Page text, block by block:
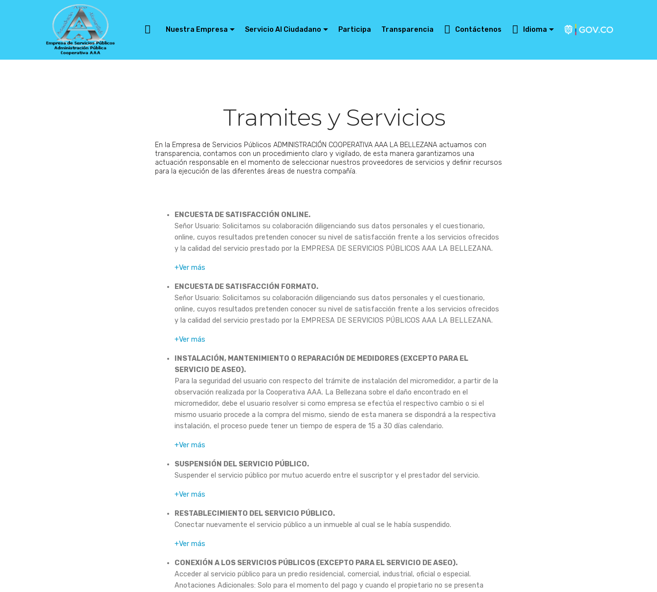
Nuestra Empresa Servicio Al Ciudadano Participa Transparencia Contáctenos Idioma
Tramites y Servicios
En la Empresa de Servicios Públicos ADMINISTRACIÓN COOPERATIVA AAA LA BELLEZANA actuamos con
transparencia, contamos con un procedimiento claro y vigilado, de esta manera garantizamos una
actuación responsable en el momento de seleccionar nuestros proveedores de servicios y definir recursos
para la ejecución de las diferentes áreas de nuestra compañía.
ENCUESTA DE SATISFACCIÓN ONLINE.
Señor Usuario: Solicitamos su colaboración diligenciando sus datos personales y el cuestionario,
online, cuyos resultados pretenden conocer su nivel de satisfacción frente a los servicios ofrecidos
y la calidad del servicio prestado por la EMPRESA DE SERVICIOS PÚBLICOS AAA LA BELLEZANA.
+Ver más
ENCUESTA DE SATISFACCIÓN FORMATO.
Señor Usuario: Solicitamos su colaboración diligenciando sus datos personales y el cuestionario,
online, cuyos resultados pretenden conocer su nivel de satisfacción frente a los servicios ofrecidos
y la calidad del servicio prestado por la EMPRESA DE SERVICIOS PÚBLICOS AAA LA BELLEZANA.
+Ver más
INSTALACIÓN, MANTENIMIENTO O REPARACIÓN DE MEDIDORES (EXCEPTO PARA EL
SERVICIO DE ASEO).
Para la seguridad del usuario con respecto del trámite de instalación del micromedidor, a partir de la
observación realizada por la Cooperativa AAA. La Bellezana sobre el daño encontrado en el
micromedidor, debe el usuario resolver si como empresa se efectúa el respectivo cambio o si el
mismo usuario procede a la compra del mismo, siendo de esta manera se dispondrá a la respectiva
instalación, el proceso puede tener un tiempo de espera de 15 a 30 días calendario.
+Ver más
SUSPENSIÓN DEL SERVICIO PÚBLICO.
Suspender el servicio público por mutuo acuerdo entre el suscriptor y el prestador del servicio.
+Ver más
RESTABLECIMIENTO DEL SERVICIO PÚBLICO.
Conectar nuevamente el servicio público a un inmueble al cual se le había suspendido.
+Ver más
CONEXIÓN A LOS SERVICIOS PÚBLICOS (EXCEPTO PARA EL SERVICIO DE ASEO).
Acceder al servicio público para un predio residencial, comercial, industrial, oficial o especial.
Anotaciones Adicionales: Solo para el momento del pago y cuando el propietario no se presenta